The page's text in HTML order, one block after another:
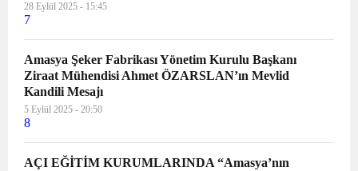
28 Eylül 2025 - 15:45
7
Amasya Şeker Fabrikası Yönetim Kurulu Başkanı
Ziraat Mühendisi Ahmet ÖZARSLAN’ın Mevlid
Kandili Mesajı
5 Eylül 2025 - 20:50
8
AÇI EĞİTİM KURUMLARINDA “Amasya’nın